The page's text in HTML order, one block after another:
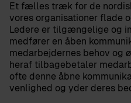
Et fælles træk for de
vores organisationer flade
Ledere er tilgængelige og
medfører en åben
medarbejdernes behov og
heraf tilbagebetaler
ofte denne åbne
venlighed og yder deres